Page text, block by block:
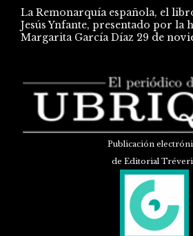
La Remonarquía española, el
Jesús Ynfante, presentado por la
Margarita García Díaz 29 de
Publicación
de Editorial